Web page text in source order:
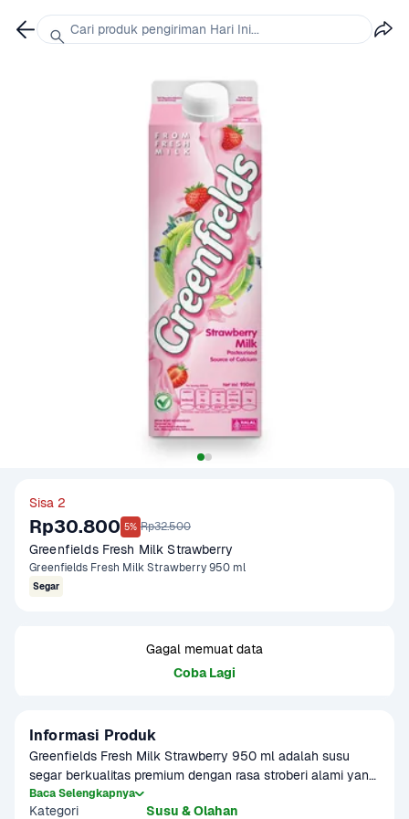
Sisa 2
Rp30.800 5% Rp32.500
Greenfields Fresh Milk Strawberry
Greenfields Fresh Milk Strawberry 950 ml
Segar
Gagal memuat data
Coba Lagi
Informasi Produk
Greenfields Fresh Milk Strawberry 950 ml adalah susu
segar berkualitas premium dengan rasa stroberi alami yang
manis, segar, dan creamy, dihasilkan langsung dari susu
sapi segar pilihan yang diproses dengan teknologi
Baca Selengkapnya
Kategori Susu & Olahan
Cari produk pengiriman Hari Ini...